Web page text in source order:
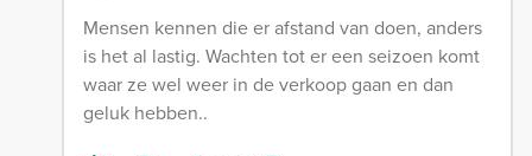
Mensen kennen die er afstand van doen, anders
is het al lastig. Wachten tot er een seizoen komt
waar ze wel weer in de verkoop gaan en dan
geluk hebben..